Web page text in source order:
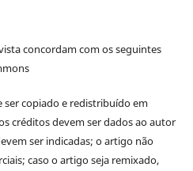
concordam com os seguintes
ser copiado e redistribuído em
créditos devem ser dados ao autor
ser indicadas; o artigo não
caso o artigo seja remixado,